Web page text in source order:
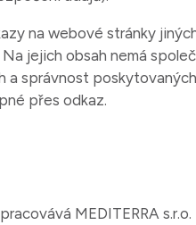
na webové stránky
jejich obsah nemá
a správnost
přes odkaz.
MEDITERRA